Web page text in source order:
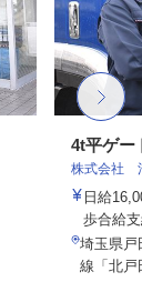
4t平ゲー
株式会社
日給
歩合給
埼玉県戸
線「北戸